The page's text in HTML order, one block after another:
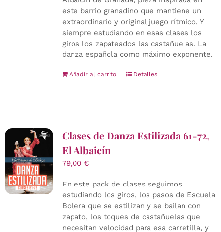
este barrio granadino que mantiene un
extraordinario y original juego rítmico. Y
siempre estudiando en esas clases los
giros los zapateados las castañuelas. La
danza española como máximo exponente.
Añadir al carrito Detalles
Clases de Danza Estilizada 61-72,
El Albaicín
79,00 €
En este pack de clases seguimos
estudiando los giros, los pasos de Escuela
Bolera que se estilizan y se bailan con
zapato, los toques de castañuelas que
necesitan velocidad para esa carretilla, y